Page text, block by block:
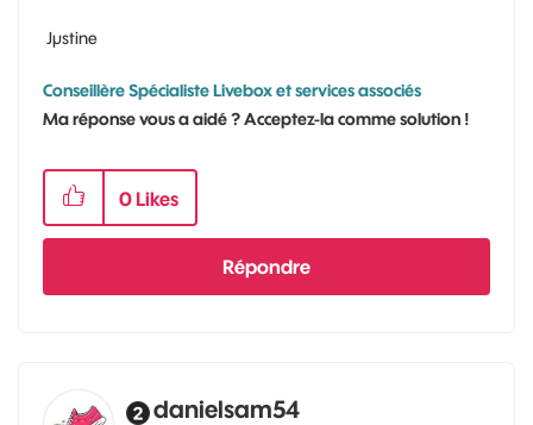
Jµstine
Conseillère Spécialiste Livebox et services associés
Ma réponse vous a aidé ? Acceptez-la comme solution !
0 Likes
Répondre
danielsam54